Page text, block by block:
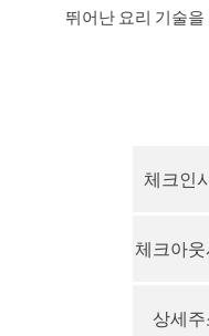
뛰어난 요리 기술
체크인
체크아
상세주